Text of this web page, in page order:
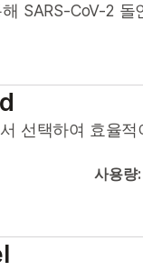
SARS-CoV-2
선택하여 효율
사용량: